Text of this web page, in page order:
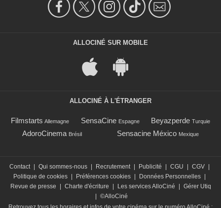
ALLOCINÉ SUR MOBILE
ALLOCINÉ À L'ÉTRANGER
Filmstarts Allemagne SensaCine Espagne Beyazperde Turquie
AdoroCinema Brésil Sensacine México Mexique
Contact | Qui sommes-nous | Recrutement | Publicité | CGU | CGV |
Politique de cookies | Préférences cookies | Données Personnelles |
Revue de presse
| Charte d'écriture | Les services AlloCiné | Gérer Utiq
| ©AlloCiné